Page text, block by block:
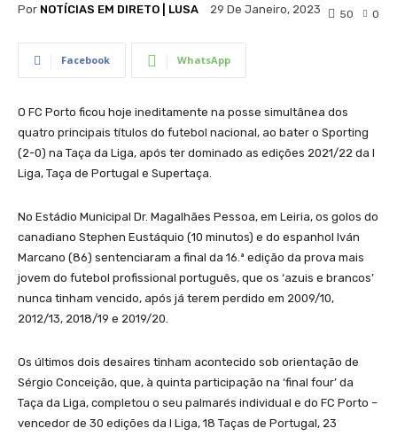
Por NOTÍCIAS EM DIRETO | LUSA 29 De Janeiro, 2023 0
50
Facebook WhatsApp
O FC Porto ficou hoje ineditamente na posse simultânea dos
quatro principais títulos do futebol nacional, ao bater o Sporting
(2-0) na Taça da Liga, após ter dominado as edições 2021/22 da I
Liga, Taça de Portugal e Supertaça.
No Estádio Municipal Dr. Magalhães Pessoa, em Leiria, os golos do
canadiano Stephen Eustáquio (10 minutos) e do espanhol Iván
Marcano (86) sentenciaram a final da 16.ª edição da prova mais
jovem do futebol profissional português, que os ‘azuis e brancos’
nunca tinham vencido, após já terem perdido em 2009/10,
2012/13, 2018/19 e 2019/20.
Os últimos dois desaires tinham acontecido sob orientação de
Sérgio Conceição, que, à quinta participação na ‘final four’ da
Taça da Liga, completou o seu palmarés individual e do FC Porto –
vencedor de 30 edições da I Liga, 18 Taças de Portugal, 23